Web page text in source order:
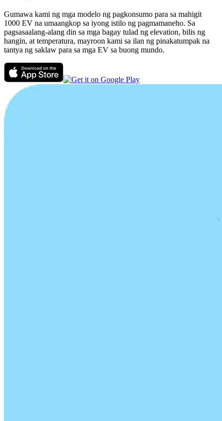
Gumawa kami ng mga modelo ng pagkonsumo para sa mahigit
1000 EV na umaangkop sa iyong istilo ng pagmamaneho. Sa
pagsasaalang-alang din sa mga bagay tulad ng elevation, bilis ng
hangin, at temperatura, mayroon kami sa ilan ng pinakatumpak na
tantya ng saklaw para sa mga EV sa buong mundo.